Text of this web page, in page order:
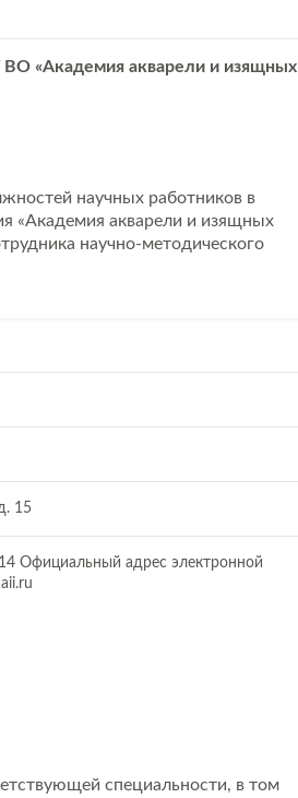
«Академия акварели и изящных
научных работников в
«Академия акварели и изящных
научно-методического
15
Официальный адрес электронной
специальности, в том